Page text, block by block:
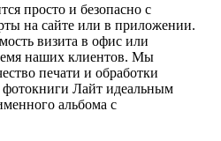
просто и безопасно с
на сайте или в приложении.
визита в офис или
наших клиентов. Мы
печати и обработки
фотокниги Лайт идеальным
альбома с